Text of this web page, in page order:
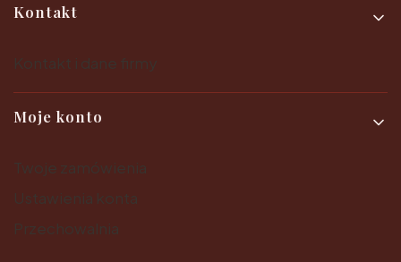
Kontakt
Moje konto